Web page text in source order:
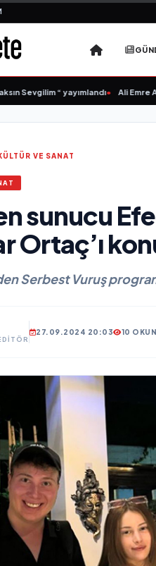
Sevgilim “ yayımlandı• Ali Emre
VE SANAT
sunucu
Ortaç’ı
Serbest Vuruş
27.09.2024 20:03 10